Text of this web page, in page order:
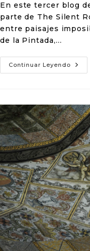
En este tercer blog
parte de The Silent
entre paisajes
de la Pintada,…
Continuar Leyendo